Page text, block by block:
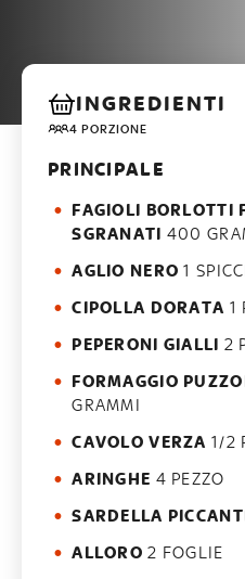
INGREDIENTI
4 PORZIONE
PRINCIPALE
FAGIOLI BORLOTTI
SGRANATI 400
AGLIO NERO 1
CIPOLLA DORATA 1
PEPERONI GIALLI 2
FORMAGGIO
GRAMMI
CAVOLO VERZA 1/2
ARINGHE 4 PEZZO
SARDELLA
ALLORO 2 FOGLIE